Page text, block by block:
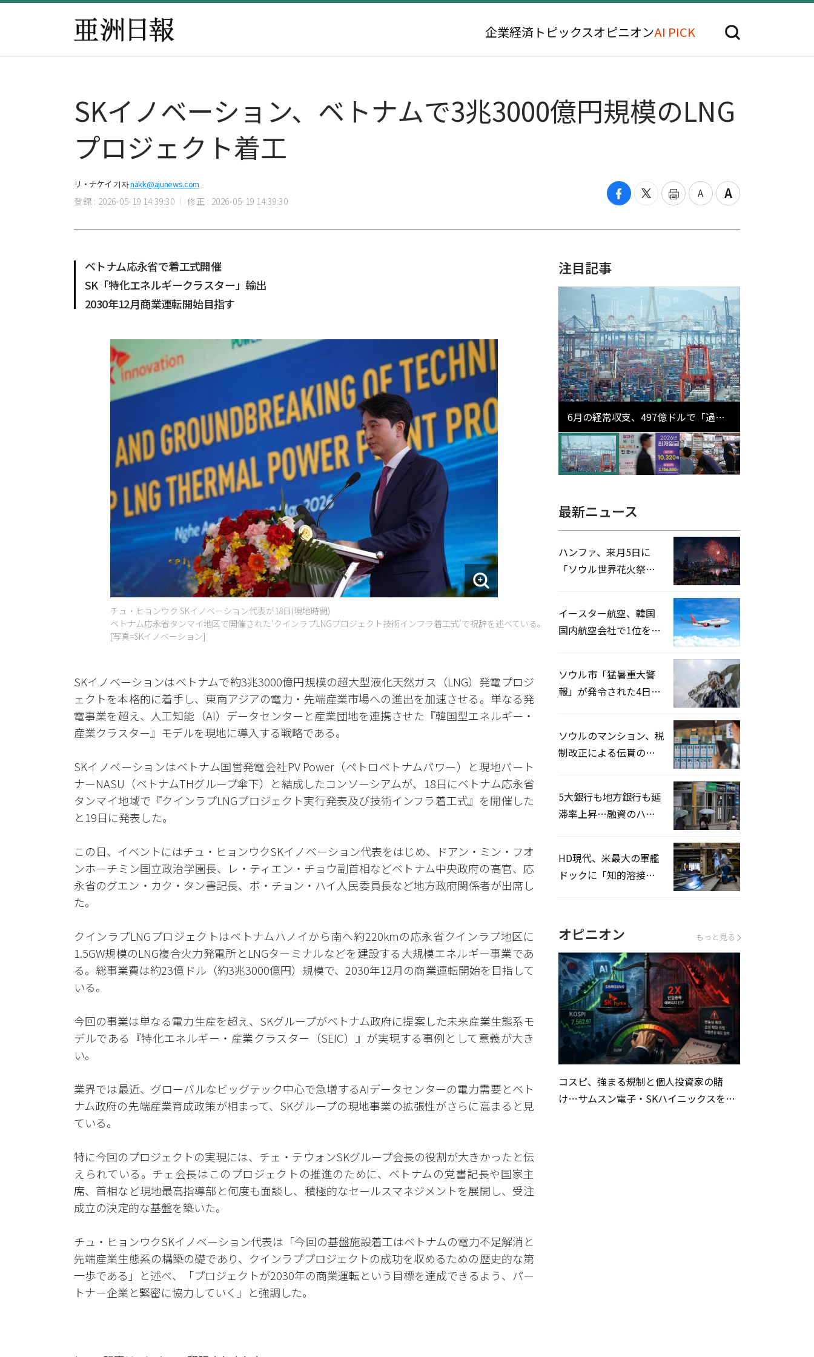
企業経済 トピックスオピニオンAI PICK
SKイノベーション、ベトナムで3兆3000億円規模のLNG
プロジェクト着工
リ・ナケイ 기자nakk@ajunews.com
登録 : 2026-05-19 14:39:30 修正 : 2026-05-19 14:39:30
ベトナム応永省で着工式開催
SK「特化エネルギークラスター」輸出
2030年12月商業運転開始目指す
チュ・ヒョンウク SKイノベーション代表が18日(現地時間)
ベトナム応永省タンマイ地区で開催された‘クインラプLNGプロジェクト技術インフラ着工式’で祝辞を述べている。
[写真=SKイノベーション]
SKイノベーションはベトナムで約3兆3000億円規模の超大型液化天然ガス（LNG）発電プロジ
ェクトを本格的に着手し、東南アジアの電力・先端産業市場への進出を加速させる。単なる発
電事業を超え、人工知能（AI）データセンターと産業団地を連携させた『韓国型エネルギー・
産業クラスター』モデルを現地に導入する戦略である。
SKイノベーションはベトナム国営発電会社PV Power（ペトロベトナムパワー）と現地パート
ナーNASU（ベトナムTHグループ傘下）と結成したコンソーシアムが、18日にベトナム応永省
タンマイ地域で『クインラプLNGプロジェクト実行発表及び技術インフラ着工式』を開催した
と19日に発表した。
この日、イベントにはチュ・ヒョンウクSKイノベーション代表をはじめ、ドアン・ミン・フオ
ンホーチミン国立政治学園長、レ・ティエン・チョウ副首相などベトナム中央政府の高官、応
永省のグエン・カク・タン書記長、ボ・チョン・ハイ人民委員長など地方政府関係者が出席し
た。
クインラプLNGプロジェクトはベトナムハノイから南へ約220kmの応永省クインラプ地区に
1.5GW規模のLNG複合火力発電所とLNGターミナルなどを建設する大規模エネルギー事業であ
る。総事業費は約23億ドル（約3兆3000億円）規模で、2030年12月の商業運転開始を目指して
いる。
今回の事業は単なる電力生産を超え、SKグループがベトナム政府に提案した未来産業生態系モ
デルである『特化エネルギー・産業クラスター（SEIC）』が実現する事例として意義が大き
い。
業界では最近、グローバルなビッグテック中心で急増するAIデータセンターの電力需要とベト
ナム政府の先端産業育成政策が相まって、SKグループの現地事業の拡張性がさらに高まると見
ている。
特に今回のプロジェクトの実現には、チェ・テウォンSKグループ会長の役割が大きかったと伝
えられている。チェ会長はこのプロジェクトの推進のために、ベトナムの党書記長や国家主
席、首相など現地最高指導部と何度も面談し、積極的なセールスマネジメントを展開し、受注
成立の決定的な基盤を築いた。
チュ・ヒョンウクSKイノベーション代表は「今回の基盤施設着工はベトナムの電力不足解消と
先端産業生態系の構築の礎であり、クインラププロジェクトの成功を収めるための歴史的な第
一歩である」と述べ、「プロジェクトが2030年の商業運転という目標を達成できるよう、パー
トナー企業と緊密に協力していく」と強調した。
注目記事
6月の経常収支、497億ドルで「過去
最大」…輸出が初の1000億ドル突破
最新ニュース
ハンファ、来月5日に
「ソウル世界花火祭り
イースター航空、韓国
国内航空会社で1位を記
ソウル市「猛暑重大警
報」が発令された4日、
ソウルのマンション、税
制改正による伝貰の月
5大銀行も地方銀行も延
滞率上昇…融資のハー
HD現代、米最大の軍艦
ドックに「知的溶接」
オピニオン もっと見る
コスピ、強まる規制と個人投資家の賭
け…サムスン電子・SKハイニックスを巡